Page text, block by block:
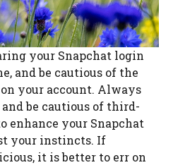
your Snapchat login
and be cautious of the
your account. Always
be cautious of third-
enhance your Snapchat
your instincts. If
it is better to err on